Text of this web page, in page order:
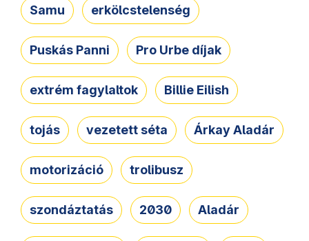
Samu erkölcstelenség
Puskás Panni Pro Urbe díjak
extrém fagylaltok Billie Eilish
tojás vezetett séta Árkay Aladár
motorizáció trolibusz
szondáztatás 2030 Aladár